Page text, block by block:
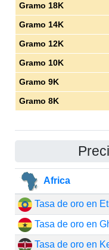
Gramo 18K
Gramo 14K
Gramo 12K
Gramo 10K
Gramo 9K
Gramo 8K
Africa
Tasa de oro en
Tasa de oro en
Tasa de oro en